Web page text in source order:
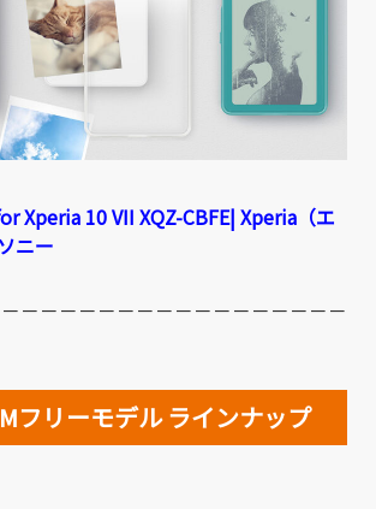
Xperia 10 VII XQZ-CBFE| Xperia（エ
ニー
－－－－－－－－－－－－－－－－－
フリーモデル ラインナップ